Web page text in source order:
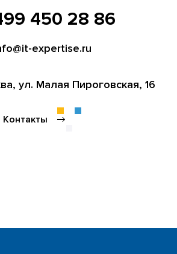
450 28 86
expertise.ru
ул. Малая Пироговская, 16
Контакты